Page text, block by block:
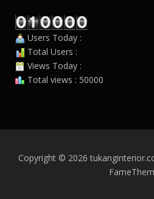
Users Today :
Total Users :
Views Today :
Total views : 50000
Copyright © 2026